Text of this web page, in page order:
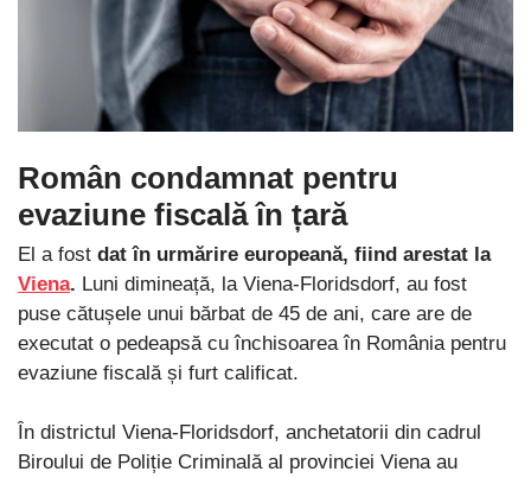
Român condamnat pentru
evaziune fiscală în țară
El a fost dat în urmărire europeană, fiind arestat la
Viena. Luni dimineață, la Viena-Floridsdorf, au fost
puse cătușele unui bărbat de 45 de ani, care are de
executat o pedeapsă cu închisoarea în România pentru
evaziune fiscală și furt calificat.
În districtul Viena-Floridsdorf, anchetatorii din cadrul
Biroului de Poliție Criminală al provinciei Viena au